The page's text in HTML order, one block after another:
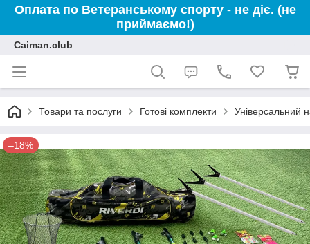
Оплата по Ветеранському спорту - не діє. (не
приймаємо!)
Caiman.club
Товари та послуги Готові комплекти Універсальний
–18%